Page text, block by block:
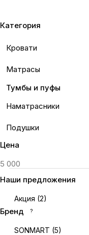
Категория
Кровати
Матрасы
Тумбы и пуфы
Наматрасники
Подушки
Цена
Наши предложения
Акция (2)
Бренд ?
SONMART (5)